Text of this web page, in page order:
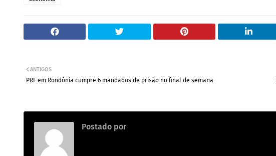
ANTIGOS
PRF em Rondônia cumpre 6 mandados de prisão no final de semana
Postado por